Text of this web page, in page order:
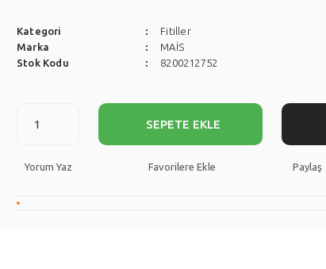
Kategori
Fitiller
Marka
MAİS
Stok Kodu
8200212752
SEPETE EKLE
Yorum Yaz Paylaş